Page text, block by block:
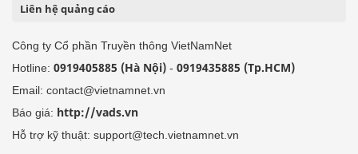
Liên hệ quảng cáo
Công ty Cổ phần Truyền thông VietNamNet
Hotline: 0919405885 (Hà Nội) - 0919435885 (Tp.HCM)
Email: contact@vietnamnet.vn
Báo giá: http://vads.vn
Hỗ trợ kỹ thuật: support@tech.vietnamnet.vn